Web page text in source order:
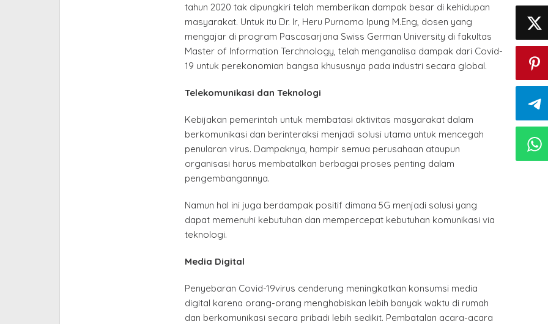
tahun 2020 tak dipungkiri telah memberikan dampak besar di kehidupan
masyarakat. Untuk itu Dr. Ir, Heru Purnomo Ipung M.Eng, dosen yang
mengajar di program Pascasarjana Swiss German University di fakultas
Master of Information Terchnology, telah menganalisa dampak dari Covid-
19 untuk perekonomian bangsa khususnya pada industri secara global.
Telekomunikasi dan Teknologi
Kebijakan pemerintah untuk membatasi aktivitas masyarakat dalam
berkomunikasi dan berinteraksi menjadi solusi utama untuk mencegah
penularan virus. Dampaknya, hampir semua perusahaan ataupun
organisasi harus membatalkan berbagai proses penting dalam
pengembangannya.
Namun hal ini juga berdampak positif dimana 5G menjadi solusi yang
dapat memenuhi kebutuhan dan mempercepat kebutuhan komunikasi via
teknologi.
Media Digital
Penyebaran Covid-19virus cenderung meningkatkan konsumsi media
digital karena orang-orang menghabiskan lebih banyak waktu di rumah
dan berkomunikasi secara pribadi lebih sedikit. Pembatalan acara-acara